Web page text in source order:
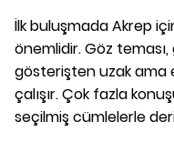
İlk buluşmada Akrep
önemlidir. Göz
gösterişten uzak ama
çalışır. Çok fazla
seçilmiş cümlelerle